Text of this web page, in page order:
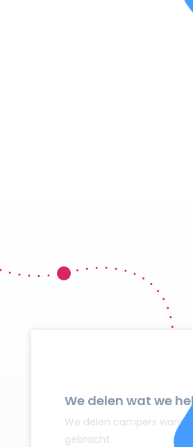
We delen wat we
We delen campers
gebracht.